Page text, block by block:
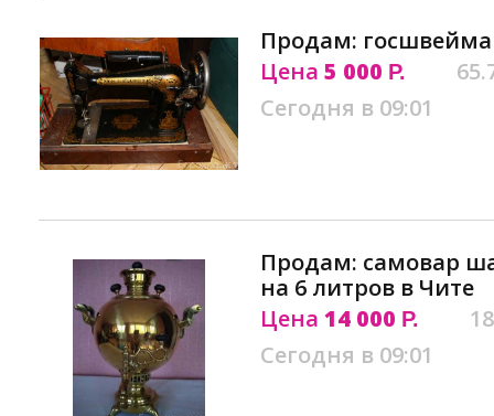
Продам:
Цена 5 000 Р.
Сегодня в 09:01
Продам: самовар
на 6 литров в Чите
Цена 14 000 Р.
Сегодня в 09:01